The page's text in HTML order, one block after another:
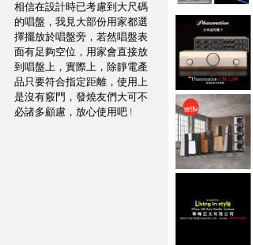
相信在設計時已考慮到大尺碼
的唱盤，我見大部份用家都選
擇擺放於唱盤旁，若然唱盤表
面有足夠空位，用家會直接放
到唱盤上，實際上，除靜電產
品只要符合指定距離，使用上
是沒有竅門，發燒友們大可不
必諸多顧慮，放心使用吧 !